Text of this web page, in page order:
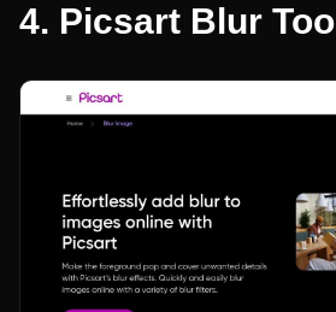
4. Picsart Blur Tool